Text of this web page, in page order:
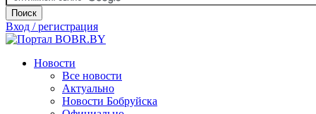
Поиск
Вход / регистрация
Новости
Все новости
Актуально
Новости Бобруйска